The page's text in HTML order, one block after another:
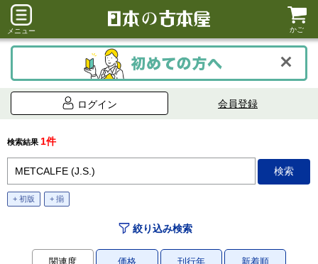
メニュー かご
ログイン 会員登録
検索結果 1件
+ 初版 + 揃
絞り込み検索
関連度 価格 刊行年 新着順